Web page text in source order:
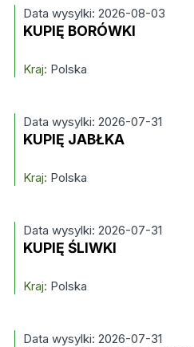
Data wysylki: 2026-08-03
KUPIĘ BORÓWKI
Kraj: Polska
Data wysylki: 2026-07-31
KUPIĘ JABŁKA
Kraj: Polska
Data wysylki: 2026-07-31
KUPIĘ ŚLIWKI
Kraj: Polska
Data wysylki: 2026-07-31